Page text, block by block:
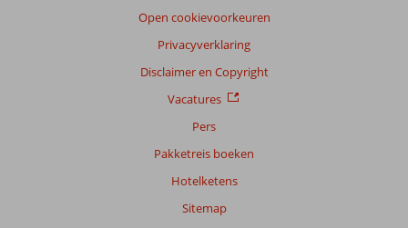
Open cookievoorkeuren
Privacyverklaring
Disclaimer en Copyright
Vacatures
Pers
Pakketreis boeken
Hotelketens
Sitemap